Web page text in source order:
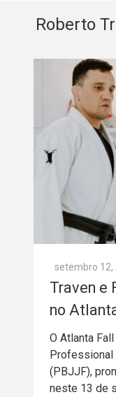
Roberto
setembro 12,
Traven e
no
O Atlanta
(PBJJF),
neste 13 de